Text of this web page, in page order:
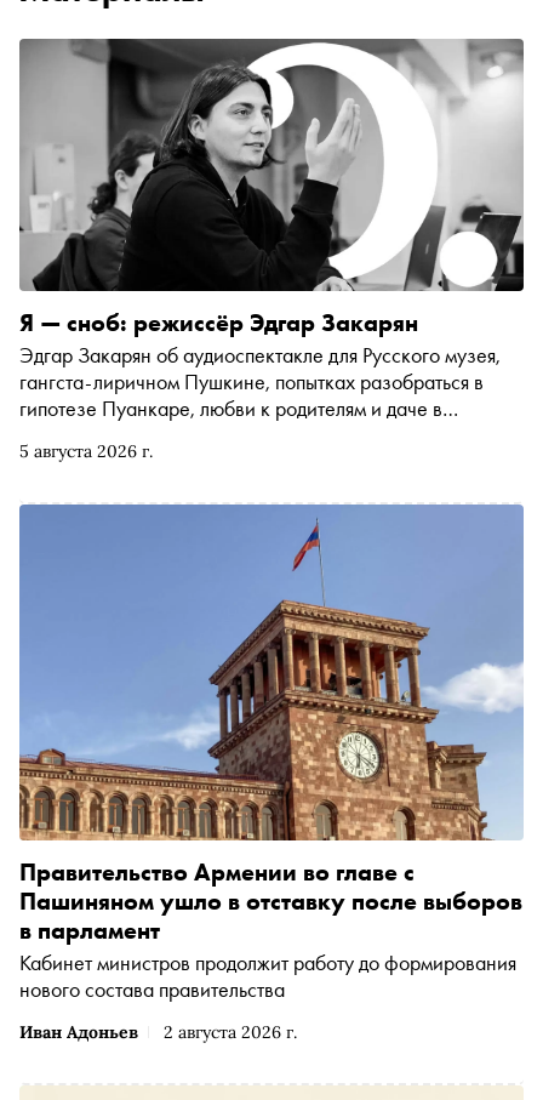
5 августа 2026 г.
Я — сноб: режиссёр Эдгар Закарян
Эдгар Закарян об аудиоспектакле для Русского музея,
гангста-лиричном Пушкине, попытках разобраться в
гипотезе Пуанкаре, любви к родителям и даче в
Иван Адоньев 2 августа 2026 г.
Правительство Армении во главе с
Пашиняном ушло в отставку после выборов
в парламент
Кабинет министров продолжит работу до формирования
нового состава правительства